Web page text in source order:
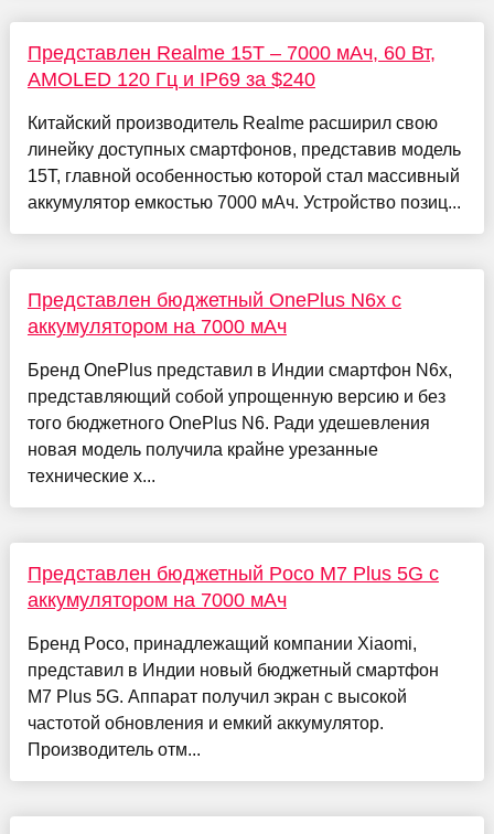
Представлен Realme 15T – 7000 мАч, 60 Вт,
AMOLED 120 Гц и IP69 за $240
Китайский производитель Realme расширил свою
линейку доступных смартфонов, представив модель
15T, главной особенностью которой стал массивный
аккумулятор емкостью 7000 мАч. Устройство позиц...
Представлен бюджетный OnePlus N6x с
аккумулятором на 7000 мАч
Бренд OnePlus представил в Индии смартфон N6x,
представляющий собой упрощенную версию и без
того бюджетного OnePlus N6. Ради удешевления
новая модель получила крайне урезанные
технические х...
Представлен бюджетный Poco M7 Plus 5G с
аккумулятором на 7000 мАч
Бренд Poco, принадлежащий компании Xiaomi,
представил в Индии новый бюджетный смартфон
M7 Plus 5G. Аппарат получил экран с высокой
частотой обновления и емкий аккумулятор.
Производитель отм...